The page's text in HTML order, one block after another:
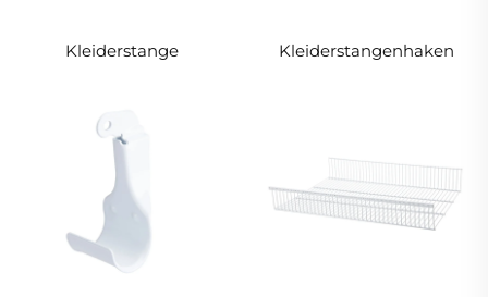
Kleiderstange Kleiderstangenhaken